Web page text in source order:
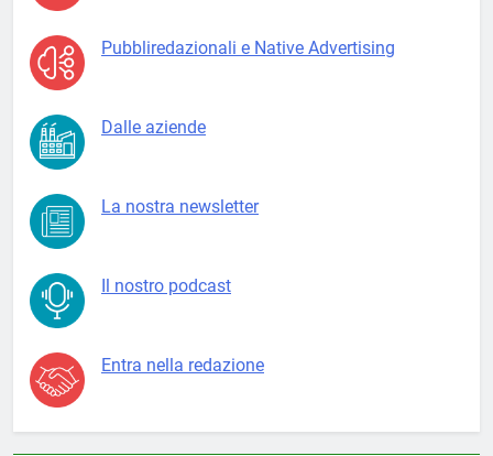
Pubbliredazionali e Native Advertising
Dalle aziende
La nostra newsletter
Il nostro podcast
Entra nella redazione